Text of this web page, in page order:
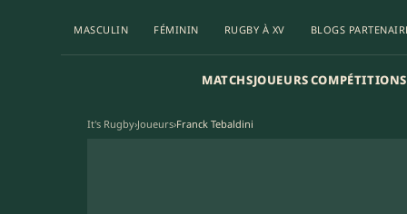
MASCULIN FÉMININ RUGBY À XV BLOGS
MATCHSJOUEURSCOMPÉTITIONS
It's Rugby›Joueurs›Franck Tebaldini